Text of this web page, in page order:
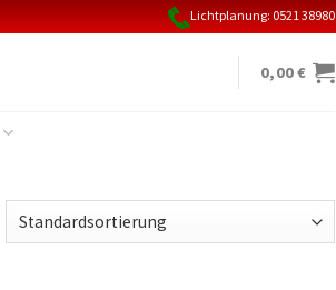
Lichtplanung: 0521 38980
0,00€